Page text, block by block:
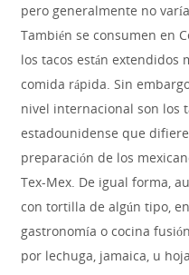
pero generalmente no
También se consumen en
los tacos están
comida rápida. Sin
nivel internacional son los
estadounidense que
preparación de los
Tex-Mex. De igual forma,
con tortilla de algún tipo,
gastronomía o cocina
por lechuga, jamaica, u